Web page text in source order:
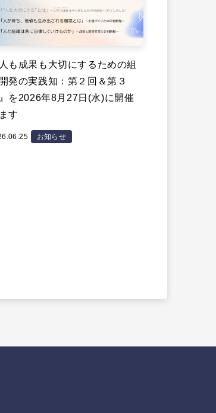
人も成果も大切にするための組
発の実践知：第２回＆第３
を2026年8月27日(水)に開催
す
お知らせ